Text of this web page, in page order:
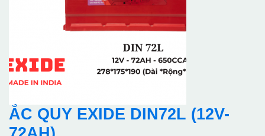
ẮC QUY EXIDE DIN72L (12V-